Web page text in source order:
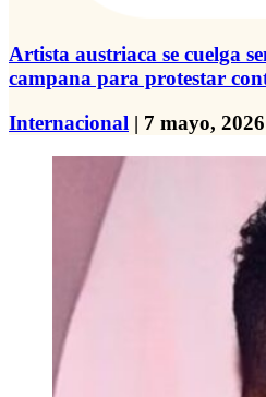
Artista austriaca se cuelga
campana para protestar
Internacional | 7 mayo, 2026